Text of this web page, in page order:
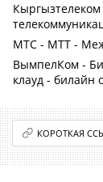
МТС - МТТ -
ВымпелКом -
клауд - билайн
КОРОТКАЯ